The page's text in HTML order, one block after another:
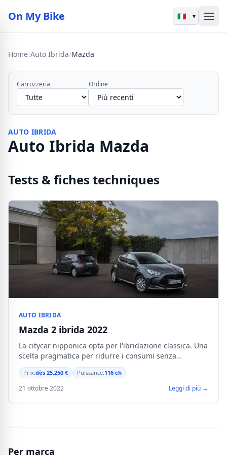
On My Bike ▾
Home/Auto Ibrida/Mazda
Carrozzeria Ordine
AUTO IBRIDA
Auto Ibrida Mazda
Tests & fiches techniques
AUTO IBRIDA
Mazda 2 ibrida 2022
La citycar nipponica opta per l'ibridazione classica. Una
scelta pragmatica per ridurre i consumi senza
complicare l'uso.
Prix:dès 25.250 € Puissance:116 ch
21 ottobre 2022 Leggi di più →
Per marca